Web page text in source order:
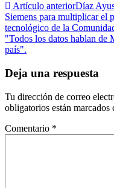
Artículo anteriorDíaz
Siemens para multiplicar el
tecnológico de la
"Todos los datos hablan de
país".
Deja una respuesta
Tu dirección de correo
obligatorios están marcados
Comentario *